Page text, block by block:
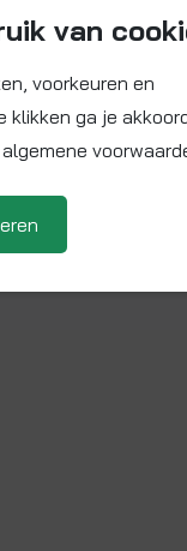
van
voorkeuren en
klikken ga je